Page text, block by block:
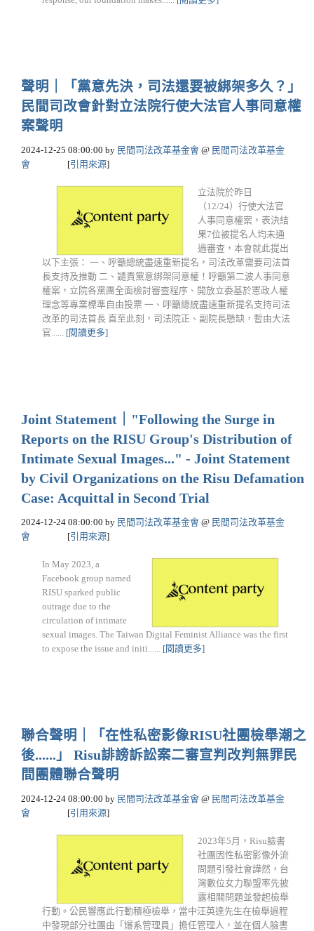
聲明｜「黨意先決，司法還要被綁架多久？」
民間司改會針對立法院行使大法官人事同意權
案聲明
2024-12-25 08:00:00 by 民間司法改革基金會 @ 民間司法改革基金
會
[引用來源]
立法院於昨日
（12/24）行使大法官
人事同意權案，表決結
果7位被提名人均未通
過審查，本會就此提出
以下主張： 一、呼籲總統盡速重新提名，司法改革需要司法首
長支持及推動 二、譴責黨意綁架同意權！呼籲第二波人事同意
權案，立院各黨團全面檢討審查程序、開放立委基於憲政人權
理念等專業標準自由投票 一、呼籲總統盡速重新提名支持司法
改革的司法首長 直至此刻，司法院正、副院長懸缺，暫由大法
官...... [閱讀更多]
Joint Statement｜"Following the Surge in
Reports on the RISU Group's Distribution of
Intimate Sexual Images..." - Joint Statement
by Civil Organizations on the Risu Defamation
Case: Acquittal in Second Trial
2024-12-24 08:00:00 by 民間司法改革基金會 @ 民間司法改革基金
會
[引用來源]
In May 2023, a
Facebook group named
RISU sparked public
outrage due to the
circulation of intimate
sexual images. The Taiwan Digital Feminist Alliance was the first
to expose the issue and initi...... [閱讀更多]
聯合聲明｜「在性私密影像RISU社團檢舉潮之
後......」 Risu誹謗訴訟案二審宣判改判無罪民
間團體聯合聲明
2024-12-24 08:00:00 by 民間司法改革基金會 @ 民間司法改革基金
會
[引用來源]
2023年5月，Risu臉書
社團因性私密影像外流
問題引發社會譁然，台
灣數位女力聯盟率先披
露相關問題並發起檢舉
行動。公民響應此行動積極檢舉，當中汪英達先生在檢舉過程
中發現部分社團由「爆系管理員」擔任管理人，並在個人臉書